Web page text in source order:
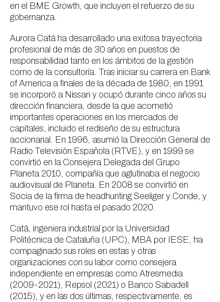
en el BME Growth, que incluyen el refuerzo de su
gobernanza.
Aurora Catá ha desarrollado una exitosa trayectoria
profesional de más de 30 años en puestos de
responsabilidad tanto en los ámbitos de la gestión
como de la consultoría. Tras iniciar su carrera en Bank
of America a finales de la década de 1980, en 1991
se incorporó a Nissan y ocupó durante cinco años su
dirección financiera, desde la que acometió
importantes operaciones en los mercados de
capitales, incluido el rediseño de su estructura
accionarial. En 1996, asumió la Dirección General de
Radio Televisión Española (RTVE), y en 1999 se
convirtió en la Consejera Delegada del Grupo
Planeta 2010, compañía que aglutinaba el negocio
audiovisual de Planeta. En 2008 se convirtió en
Socia de la firma de headhunting Seeliger y Conde, y
mantuvo ese rol hasta el pasado 2020.
Catá, ingeniera industrial por la Universidad
Politécnica de Cataluña (UPC), MBA por IESE, ha
compaginado sus roles en estas y otras
organizaciones con su labor como consejera
independiente en empresas como Atresmedia
(2009-2021), Repsol (2021) o Banco Sabadell
(2015), y en las dos últimas, respectivamente, es